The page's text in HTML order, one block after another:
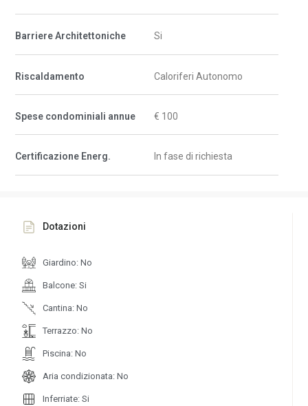
Barriere Architettoniche Si
Riscaldamento Caloriferi Autonomo
Spese condominiali annue € 100
Certificazione Energ. In fase di richiesta
Dotazioni
Giardino: No
Balcone: Si
Cantina: No
Terrazzo: No
Piscina: No
Aria condizionata: No
Inferriate: Si